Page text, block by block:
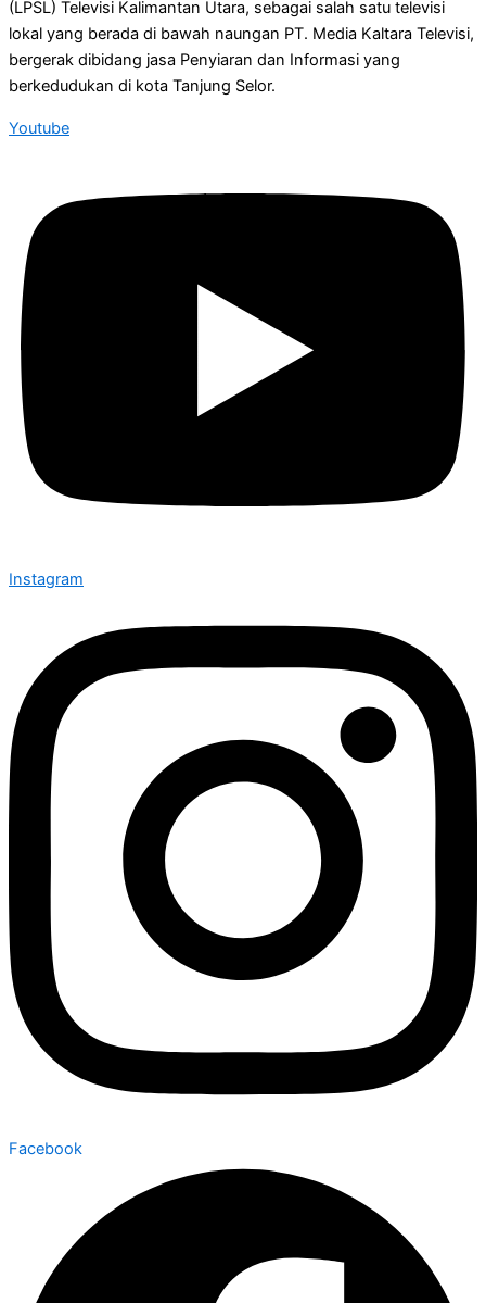
(LPSL) Televisi Kalimantan Utara, sebagai salah satu televisi
lokal yang berada di bawah naungan PT. Media Kaltara Televisi,
bergerak dibidang jasa Penyiaran dan Informasi yang
berkedudukan di kota Tanjung Selor.
Youtube
Instagram
Facebook